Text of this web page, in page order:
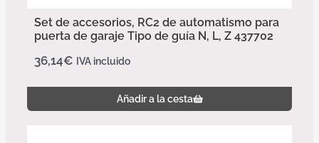
Set de accesorios, RC2 de automatismo para
puerta de garaje Tipo de guía N, L, Z 437702
36,14€ IVA incluido
Añadir a la cesta